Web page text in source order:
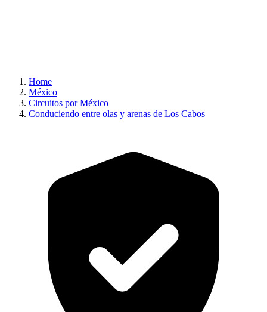
Home
México
Circuitos por México
Conduciendo entre olas y arenas de Los Cabos